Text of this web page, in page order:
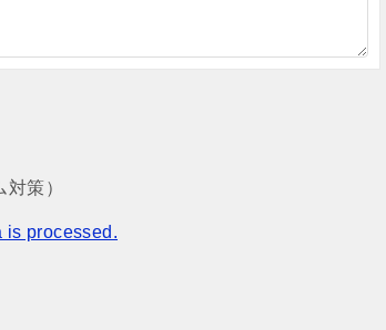
策）
is processed.